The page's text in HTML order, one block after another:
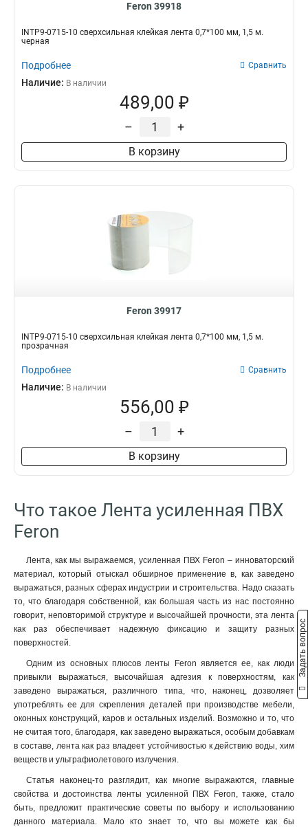
Feron 39918
INTP9-0715-10 сверхсильная клейкая лента 0,7*100 мм, 1,5 м.
черная
Подробнее Сравнить
Наличие: В наличии
489,00 ₽
– +
В корзину
Feron 39917
INTP9-0715-10 сверхсильная клейкая лента 0,7*100 мм, 1,5 м.
прозрачная
Подробнее Сравнить
Наличие: В наличии
556,00 ₽
– +
В корзину
Что такое Лента усиленная ПВХ
Feron
Лента, как мы выражаемся, усиленная ПВХ Feron – инноваторский
материал, который отыскал обширное применение в, как заведено
выражаться, разных сферах индустрии и строительства. Надо сказать
то, что благодаря собственной, как большая часть из нас постоянно
говорит, неповторимой структуре и высочайшей прочности, эта лента
как раз обеспечивает надежную фиксацию и защиту разных
поверхностей.
Одним из основных плюсов ленты Feron является ее, как люди
привыкли выражаться, высочайшая адгезия к поверхностям, как
заведено выражаться, различного типа, что, наконец, дозволяет
употреблять ее для скрепления деталей при производстве мебели,
оконных конструкций, каров и остальных изделий. Возможно и то, что
не считая того, благодаря, как заведено выражаться, особым добавкам
в составе, лента как раз владеет устойчивостью к действию воды, хим
веществ и ультрафиолетового излучения.
Статья наконец-то разглядит, как многие выражаются, главные
свойства и достоинства ленты усиленной ПВХ Feron, также, стало
быть, предложит практические советы по выбору и использованию
данного материала. Мало кто знает то, что вы можете как бы
Задать вопрос